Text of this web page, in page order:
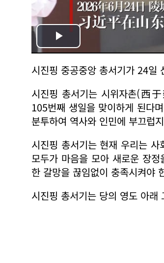
Play
Video
시진핑 중공중앙 총서기가 24
시진핑 총서기는 시위자촌(西
105번째 생일을 맞이하게 된다
분투하여 역사와 인민에 부끄럽
시진핑 총서기는 현재 우리는
모두가 마음을 모아 새로운 장
한 갈망을 끊임없이 충족시켜야
시진핑 총서기는 당의 영도 아래